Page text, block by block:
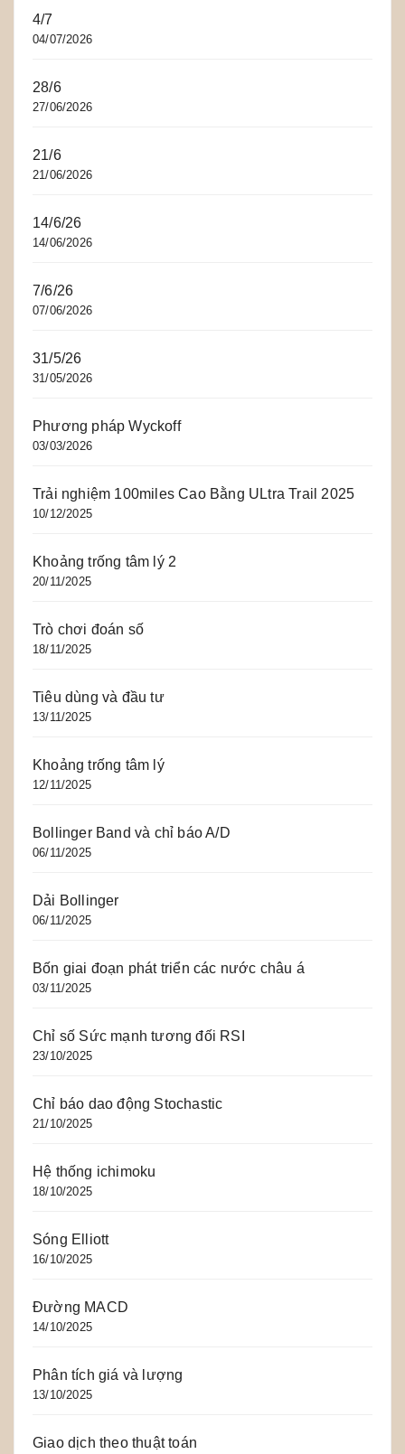
4/7
04/07/2026
28/6
27/06/2026
21/6
21/06/2026
14/6/26
14/06/2026
7/6/26
07/06/2026
31/5/26
31/05/2026
Phương pháp Wyckoff
03/03/2026
Trải nghiệm 100miles Cao Bằng ULtra Trail 2025
10/12/2025
Khoảng trống tâm lý 2
20/11/2025
Trò chơi đoán số
18/11/2025
Tiêu dùng và đầu tư
13/11/2025
Khoảng trống tâm lý
12/11/2025
Bollinger Band và chỉ báo A/D
06/11/2025
Dải Bollinger
06/11/2025
Bốn giai đoạn phát triển các nước châu á
03/11/2025
Chỉ số Sức mạnh tương đối RSI
23/10/2025
Chỉ báo dao động Stochastic
21/10/2025
Hệ thống ichimoku
18/10/2025
Sóng Elliott
16/10/2025
Đường MACD
14/10/2025
Phân tích giá và lượng
13/10/2025
Giao dịch theo thuật toán